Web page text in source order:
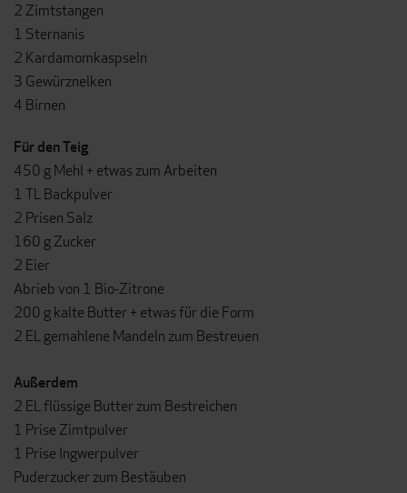
2 Zimtstangen
1 Sternanis
2 Kardamomkaspseln
3 Gewürznelken
4 Birnen
Für den Teig
450 g Mehl + etwas zum Arbeiten
1 TL Backpulver
2 Prisen Salz
160 g Zucker
2 Eier
Abrieb von 1 Bio-Zitrone
200 g kalte Butter + etwas für die Form
2 EL gemahlene Mandeln zum Bestreuen
Außerdem
2 EL flüssige Butter zum Bestreichen
1 Prise Zimtpulver
1 Prise Ingwerpulver
Puderzucker zum Bestäuben